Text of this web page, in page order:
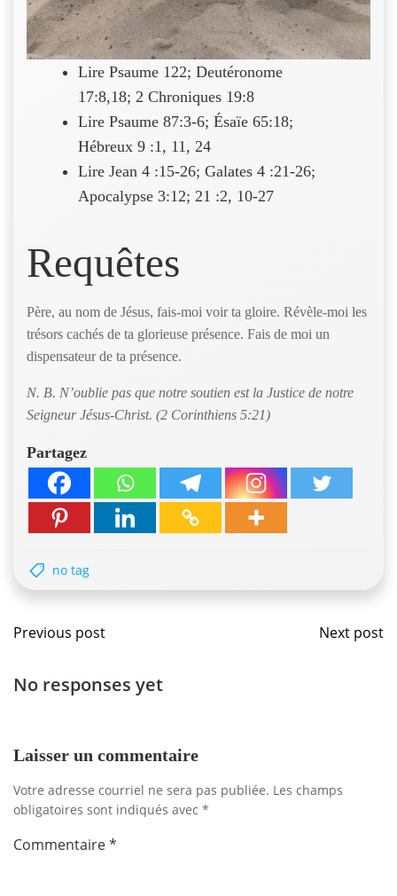
Lire Psaume 122; Deutéronome
17:8,18; 2 Chroniques 19:8
Lire Psaume 87:3-6; Ésaïe 65:18;
Hébreux 9 :1, 11, 24
Lire Jean 4 :15-26; Galates 4 :21-26;
Apocalypse 3:12; 21 :2, 10-27
Requêtes
Père, au nom de Jésus, fais-moi voir ta gloire. Révèle-moi les
trésors cachés de ta glorieuse présence. Fais de moi un
dispensateur de ta présence.
N. B. N’oublie pas que notre soutien est la Justice de notre
Seigneur Jésus-Christ. (2 Corinthiens 5:21)
Partagez
no tag
Navigation
de
Previous post Next post
No responses yet
Laisser un commentaire
Votre adresse courriel ne sera pas publiée. Les champs
obligatoires sont indiqués avec *
Commentaire*